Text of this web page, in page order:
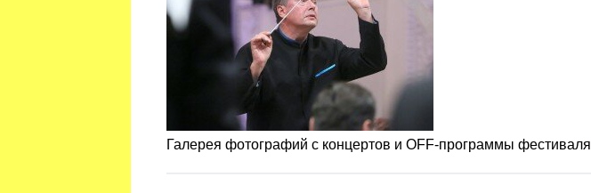
Галерея фотографий с концертов и OFF-программы фестиваля